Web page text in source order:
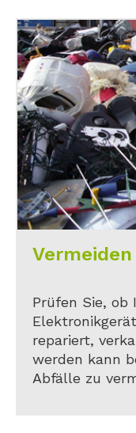
Prüfen Sie,
repariert,
werden kann
Abfälle zu